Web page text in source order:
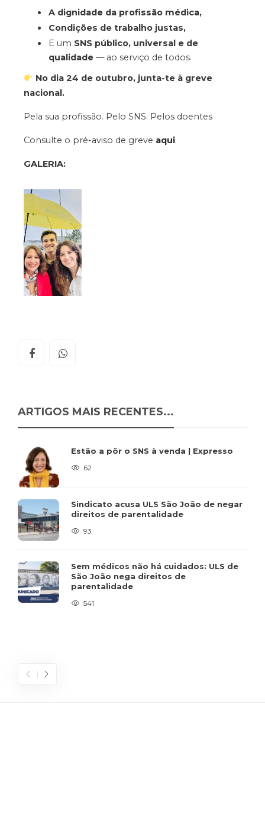
A dignidade da profissão médica,
Condições de trabalho justas,
E um SNS público, universal e de
qualidade — ao serviço de todos.
No dia 24 de outubro, junta-te à greve
nacional.
Pela sua profissão. Pelo SNS. Pelos doentes
Consulte o pré-aviso de greve aqui.
GALERIA:
ARTIGOS MAIS RECENTES...
Estão a pôr o SNS à venda | Expresso
62
Sindicato acusa ULS São João de negar
direitos de parentalidade
93
Sem médicos não há cuidados: ULS de
São João nega direitos de
parentalidade
541